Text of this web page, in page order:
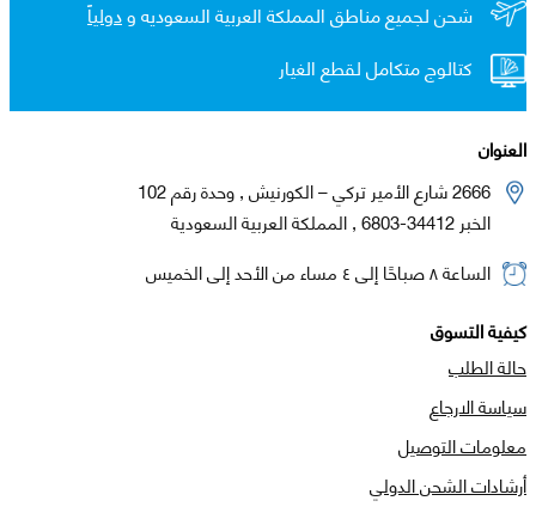
شحن لجميع مناطق المملكة العربية السعوديه ودولياً
كتالوج متكامل لقطع الغيار
العنوان
2666 شارع الأمير تركي – الكورنيش , وحدة رقم 102
الخبر 34412-6803 , المملكة العربية السعودية
الساعة ٨ صباحًا إلى ٤ مساء من الأحد إلى الخميس
كيفية التسوق
حالة الطلب
سياسة الارجاع
معلومات التوصيل
أرشادات الشحن الدولي